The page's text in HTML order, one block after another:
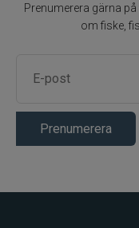
Yttermaterial
Prenumerera gärna
om fiske,
Prenumerera